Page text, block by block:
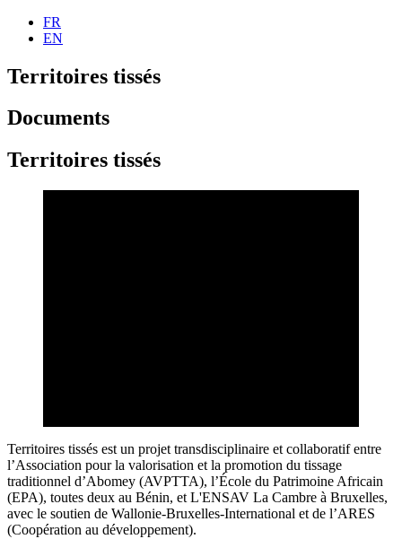
FR
EN
Territoires tissés
Documents
Territoires tissés
Territoires tissés est un projet transdisciplinaire et collaboratif entre
l’Association pour la valorisation et la promotion du tissage
traditionnel d’Abomey (AVPTTA), l’École du Patrimoine Africain
(EPA), toutes deux au Bénin, et L'ENSAV La Cambre à Bruxelles,
avec le soutien de Wallonie-Bruxelles-International et de l’ARES
(Coopération au développement).